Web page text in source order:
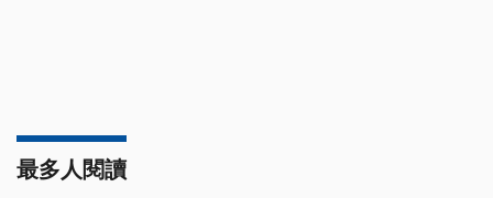
最多人閱讀